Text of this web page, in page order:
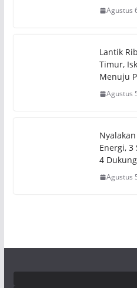
Agustus
Lantik
Timur,
Menuju
Agustus
Energi,
4
Agustus